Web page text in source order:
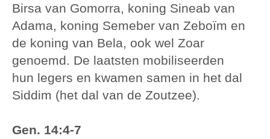
Birsa van Gomorra, koning Sineab van
Adama, koning Semeber van Zeboïm en
de koning van Bela, ook wel Zoar
genoemd. De laatsten mobiliseerden
hun legers en kwamen samen in het dal
Siddim (het dal van de Zoutzee).
Gen. 14:4-7